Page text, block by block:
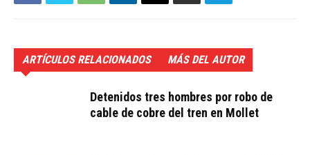
ARTÍCULOS RELACIONADOS MÁS DEL AUTOR
Detenidos tres hombres por robo de
cable de cobre del tren en Mollet